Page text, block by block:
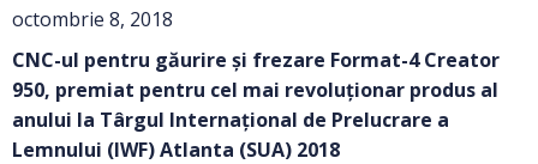
octombrie 8, 2018
CNC-ul pentru găurire și frezare Format-4 Creator
950, premiat pentru cel mai revoluționar produs al
anului la Târgul Internațional de Prelucrare a
Lemnului (IWF) Atlanta (SUA) 2018